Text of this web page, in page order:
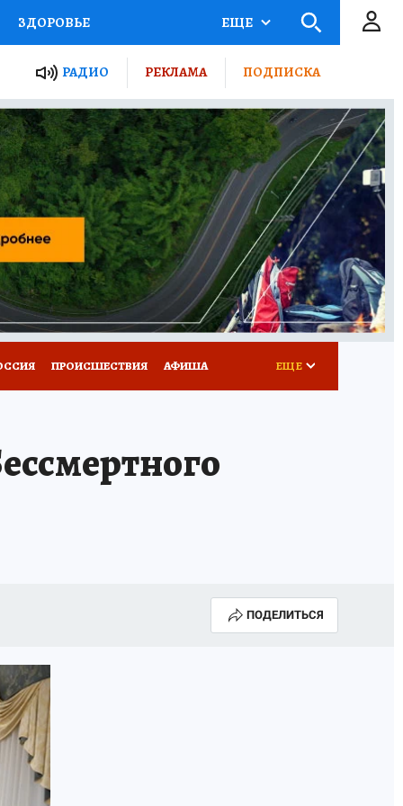
ЗДОРОВЬЕ
РОССИИ
ПУТЕВОДИТЕЛЬ
ТУРИЗМ
ПОТРЕБИТЕЛЯ ВСЕ О КП
ЕЩЕ
РАДИО РЕКЛАМА ПОДПИСКА
ПРОИСШЕСТВИЯ АФИША ЕЩЕ
ПОДЕЛИТЬСЯ